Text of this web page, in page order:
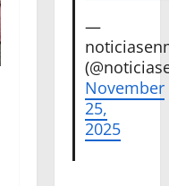
—
November
25,
2025